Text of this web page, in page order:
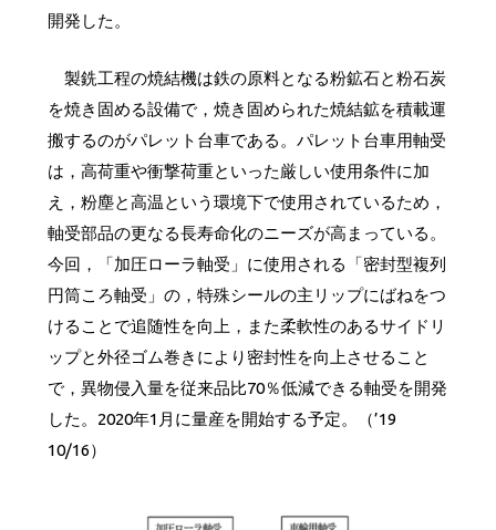
開発した。
製銑工程の焼結機は鉄の原料となる粉鉱石と粉石炭
を焼き固める設備で，焼き固められた焼結鉱を積載運
搬するのがパレット台車である。パレット台車用軸受
は，高荷重や衝撃荷重といった厳しい使用条件に加
え，粉塵と高温という環境下で使用されているため，
軸受部品の更なる長寿命化のニーズが高まっている。
今回，「加圧ローラ軸受」に使用される「密封型複列
円筒ころ軸受」の，特殊シールの主リップにばねをつ
けることで追随性を向上，また柔軟性のあるサイドリ
ップと外径ゴム巻きにより密封性を向上させること
で，異物侵入量を従来品比70％低減できる軸受を開発
した。2020年1月に量産を開始する予定。（’19
10/16）